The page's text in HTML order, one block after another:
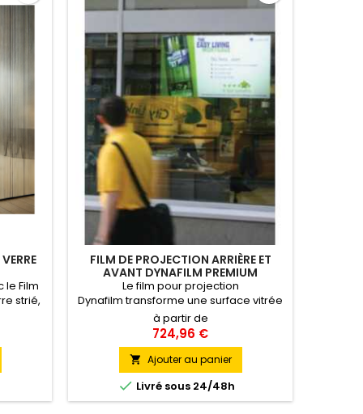
le Film
strié,
un jeu
idéal
en
FILM DE PROJECTION ARRIÈRE ET
AVANT DYNAFILM PREMIUM
Le film pour projection
Dynafilm transforme une surface vitrée
en un écran de projection diffusant des
images d'une qualité exceptionnelle
pour une communication dynamique.
Un impact visuel inégalable pour
capter l'attention de vos clients de jour
comme de nuit.
à partir de
724,96 €
 Ajouter au panier
 Livré sous 24/48h